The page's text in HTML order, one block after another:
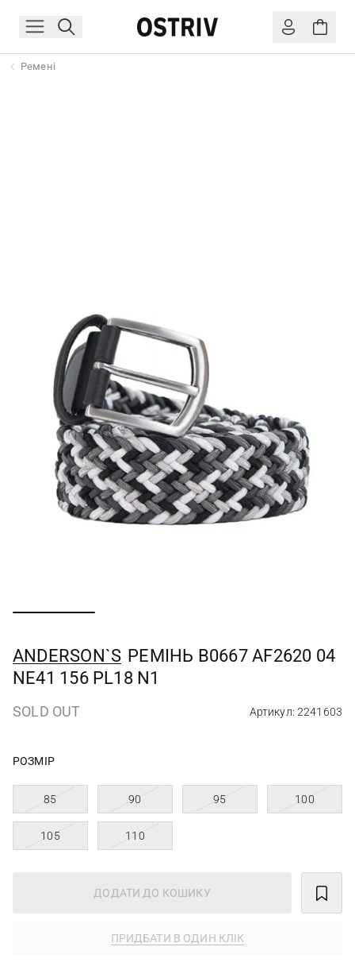
Ремені
ANDERSON`S РЕМІНЬ B0667 AF2620 04
NE41 156 PL18 N1
SOLD OUT Артикул: 2241603
РОЗМІР
85 90 95 100
105 110
ДОДАТИ ДО КОШИКУ
ПРИДБАТИ В ОДИН КЛІК